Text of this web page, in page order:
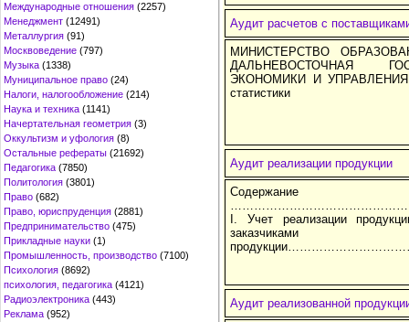
Международные отношения (2257)
Менеджмент (12491)
Металлургия (91)
Москвоведение (797)
Музыка (1338)
Муниципальное право (24)
Налоги, налогообложение (214)
Наука и техника (1141)
Начертательная геометрия (3)
Оккультизм и уфология (8)
Остальные рефераты (21692)
Педагогика (7850)
Политология (3801)
Право (682)
Право, юриспруденция (2881)
Предпринимательство (475)
Прикладные науки (1)
Промышленность, производство (7100)
Психология (8692)
психология, педагогика (4121)
Радиоэлектроника (443)
Реклама (952)
Аудит расчетов с
МИНИСТЕРСТВО
ДАЛЬНЕВОСТОЧНАЯ
ЭКОНОМИКИ И УПРАВЛЕНИЯ
статистики
Аудит реализации продукции
I. Учет реализации
Аудит реализованной